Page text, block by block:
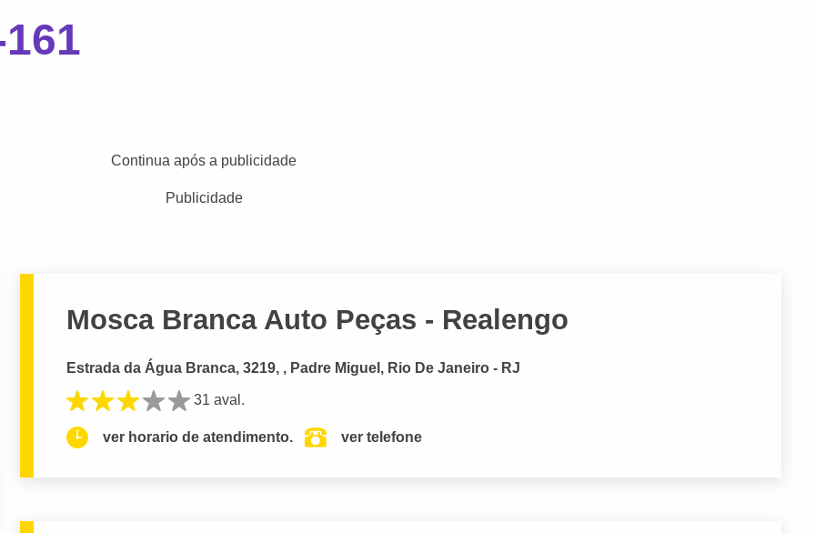
Continua após a publicidade
Publicidade
Mosca Branca Auto Peças - Realengo
Estrada da Água Branca, 3219, , Padre Miguel, Rio De Janeiro - RJ
31 aval.
ver horario de atendimento. ver telefone